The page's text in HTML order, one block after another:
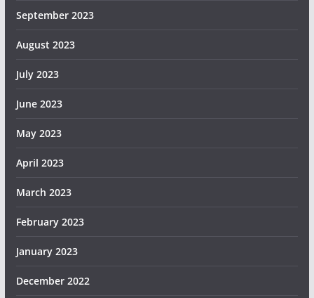
September 2023
August 2023
July 2023
June 2023
May 2023
April 2023
March 2023
February 2023
January 2023
December 2022